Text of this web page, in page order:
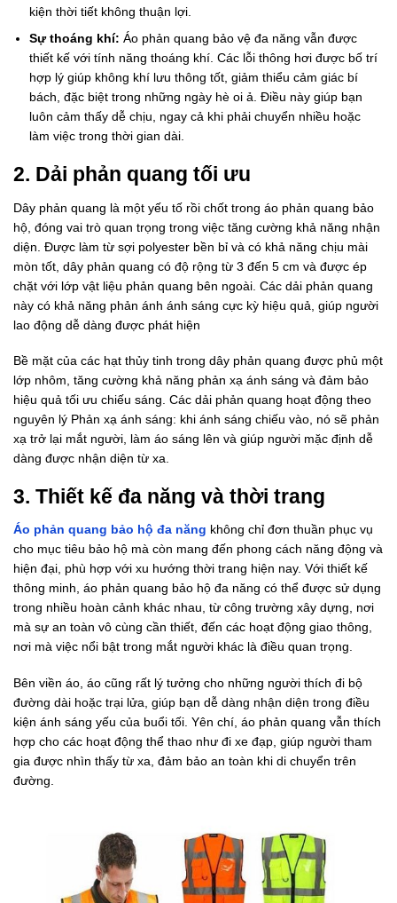
kiện thời tiết không thuận lợi.
Sự thoáng khí:Áo phản quang bảo vệ đa năng vẫn được
thiết kế với tính năng thoáng khí. Các lỗi thông hơi được bố trí
hợp lý giúp không khí lưu thông tốt, giảm thiểu cảm giác bí
bách, đặc biệt trong những ngày hè oi ả. Điều này giúp bạn
luôn cảm thấy dễ chịu, ngay cả khi phải chuyển nhiều hoặc
làm việc trong thời gian dài.
2. Dải phản quang tối ưu
Dây phản quang là một yếu tố rồi chốt trong áo phản quang bảo
hộ, đóng vai trò quan trọng trong việc tăng cường khả năng nhận
diện. Được làm từ sợi polyester bền bỉ và có khả năng chịu mài
mòn tốt, dây phản quang có độ rộng từ 3 đến 5 cm và được ép
chặt với lớp vật liệu phản quang bên ngoài. Các dải phản quang
này có khả năng phản ánh ánh sáng cực kỳ hiệu quả, giúp người
lao động dễ dàng được phát hiện
Bề mặt của các hạt thủy tinh trong dây phản quang được phủ một
lớp nhôm, tăng cường khả năng phản xạ ánh sáng và đảm bảo
hiệu quả tối ưu chiếu sáng. Các dải phản quang hoạt động theo
nguyên lý Phản xạ ánh sáng: khi ánh sáng chiếu vào, nó sẽ phản
xạ trở lại mắt người, làm áo sáng lên và giúp người mặc định dễ
dàng được nhận diện từ xa.
3. Thiết kế đa năng và thời trang
Áo phản quang bảo hộ đa năng không chỉ đơn thuần phục vụ
cho mục tiêu bảo hộ mà còn mang đến phong cách năng động và
hiện đại, phù hợp với xu hướng thời trang hiện nay. Với thiết kế
thông minh, áo phản quang bảo hộ đa năng có thể được sử dụng
trong nhiều hoàn cảnh khác nhau, từ công trường xây dựng, nơi
mà sự an toàn vô cùng cần thiết, đến các hoạt động giao thông,
nơi mà việc nổi bật trong mắt người khác là điều quan trọng.
Bên viền áo, áo cũng rất lý tưởng cho những người thích đi bộ
đường dài hoặc trại lửa, giúp bạn dễ dàng nhận diện trong điều
kiện ánh sáng yếu của buổi tối. Yên chí, áo phản quang vẫn thích
hợp cho các hoạt động thể thao như đi xe đạp, giúp người tham
gia được nhìn thấy từ xa, đảm bảo an toàn khi di chuyển trên
đường.